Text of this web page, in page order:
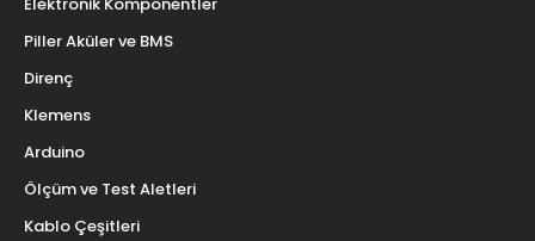
Piller Aküler ve BMS
Direnç
Klemens
Arduino
Ölçüm ve Test Aletleri
Kablo Çeşitleri